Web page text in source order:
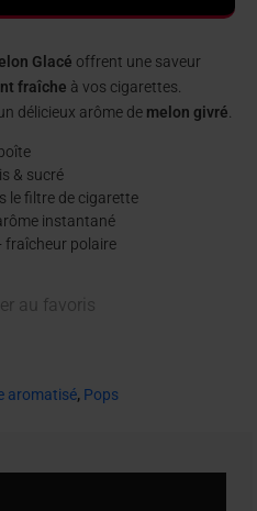
Glacé offrent une saveur
fraîche à vos cigarettes.
délicieux arôme de melon givré
& sucré
le filtre de cigarette
instantané
fraîcheur polaire
au favoris
aromatisé, Pops